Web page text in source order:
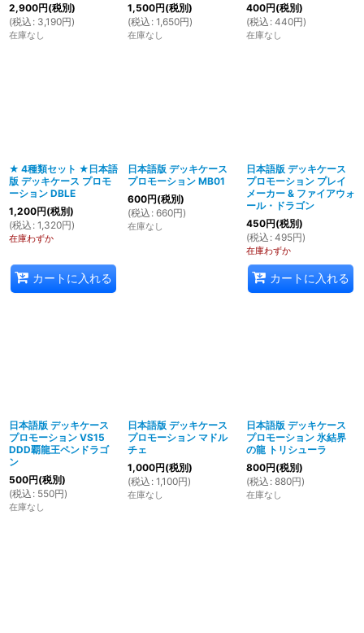
2,900円(税別)
(税込 : 3,190円)
在庫なし
1,500円(税別)
(税込 : 1,650円)
在庫なし
400円(税別)
(税込 : 440円)
在庫なし
★ 4種類セット ★日本語
版 デッキケース プロモ
ーション DBLE
1,200円(税別)
(税込 : 1,320円)
在庫わずか
カートに入れる
日本語版 デッキケース
プロモーション MB01
600円(税別)
(税込 : 660円)
在庫なし
日本語版 デッキケース
プロモーション プレイ
メーカー & ファイアウォ
ール・ドラゴン
450円(税別)
(税込 : 495円)
在庫わずか
カートに入れる
日本語版 デッキケース
プロモーション VS15
DDD覇龍王ペンドラゴ
ン
500円(税別)
(税込 : 550円)
在庫なし
日本語版 デッキケース
プロモーション マドル
チェ
1,000円(税別)
(税込 : 1,100円)
在庫なし
日本語版 デッキケース
プロモーション 氷結界
の龍 トリシューラ
800円(税別)
(税込 : 880円)
在庫なし